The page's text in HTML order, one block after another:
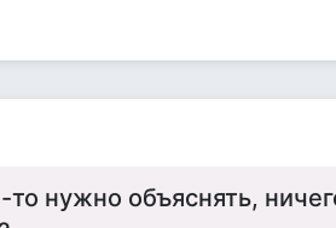
то нужно объяснять,